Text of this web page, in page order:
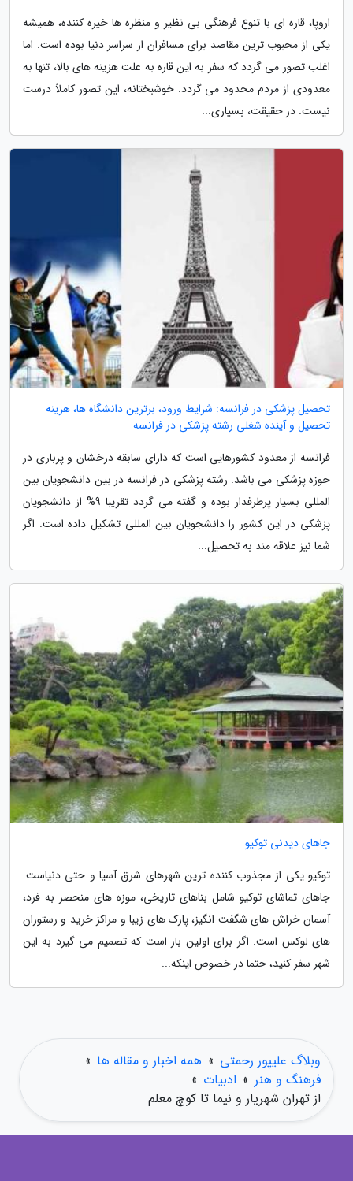
اروپا، قاره ای با تنوع فرهنگی بی نظیر و منظره ها خیره کننده، همیشه
یکی از محبوب ترین مقاصد برای مسافران از سراسر دنیا بوده است. اما
اغلب تصور می گردد که سفر به این قاره به علت هزینه های بالا، تنها به
معدودی از مردم محدود می گردد. خوشبختانه، این تصور کاملاً درست
نیست. در حقیقت، بسیاری...
تحصیل پزشکی در فرانسه: شرایط ورود، برترین دانشگاه ها، هزینه
تحصیل و آینده شغلی رشته پزشکی در فرانسه
فرانسه از معدود کشورهایی است که دارای سابقه درخشان و پرباری در
حوزه پزشکی می باشد. رشته پزشکی در فرانسه در بین دانشجویان بین
المللی بسیار پرطرفدار بوده و گفته می گردد تقریبا 9% از دانشجویان
پزشکی در این کشور را دانشجویان بین المللی تشکیل داده است. اگر
شما نیز علاقه مند به تحصیل...
جاهای دیدنی توکیو
توکیو یکی از مجذوب کننده ترین شهرهای شرق آسیا و حتی دنیاست.
جاهای تماشای توکیو شامل بناهای تاریخی، موزه های منحصر به فرد،
آسمان خراش های شگفت انگیز، پارک های زیبا و مراکز خرید و رستوران
های لوکس است. اگر برای اولین بار است که تصمیم می گیرد به این
شهر سفر کنید، حتما در خصوص اینکه...
وبلاگ علیپور رحمتی » همه اخبار و مقاله ها »
فرهنگ و هنر » ادبیات »
از تهران شهریار و نیما تا کوچ معلم